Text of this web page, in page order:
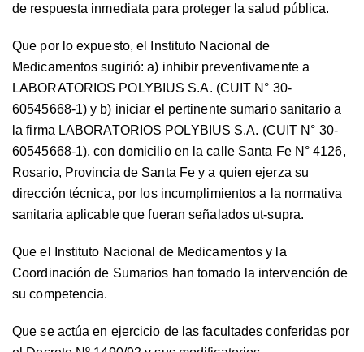
de respuesta inmediata para proteger la salud pública.
Que por lo expuesto, el Instituto Nacional de
Medicamentos sugirió: a) inhibir preventivamente a
LABORATORIOS POLYBIUS S.A. (CUIT N° 30-
60545668-1) y b) iniciar el pertinente sumario sanitario a
la firma LABORATORIOS POLYBIUS S.A. (CUIT N° 30-
60545668-1), con domicilio en la calle Santa Fe N° 4126,
Rosario, Provincia de Santa Fe y a quien ejerza su
dirección técnica, por los incumplimientos a la normativa
sanitaria aplicable que fueran señalados ut-supra.
Que el Instituto Nacional de Medicamentos y la
Coordinación de Sumarios han tomado la intervención de
su competencia.
Que se actúa en ejercicio de las facultades conferidas por